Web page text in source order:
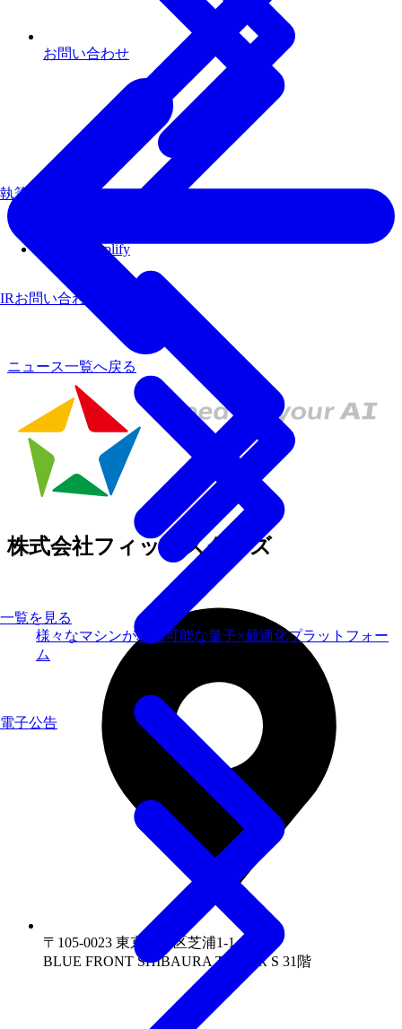
執筆書籍
一覧を見る
Fixstars Amplify
様々なマシンが利用可能な量子×最適化プラットフォー
ム
IRお問い合わせ
電子公告
お問い合わせ
ニュース一覧へ戻る
株式会社フィックスターズ
〒105-0023 東京都港区芝浦1-1-1
BLUE FRONT SHIBAURA TOWER S 31階